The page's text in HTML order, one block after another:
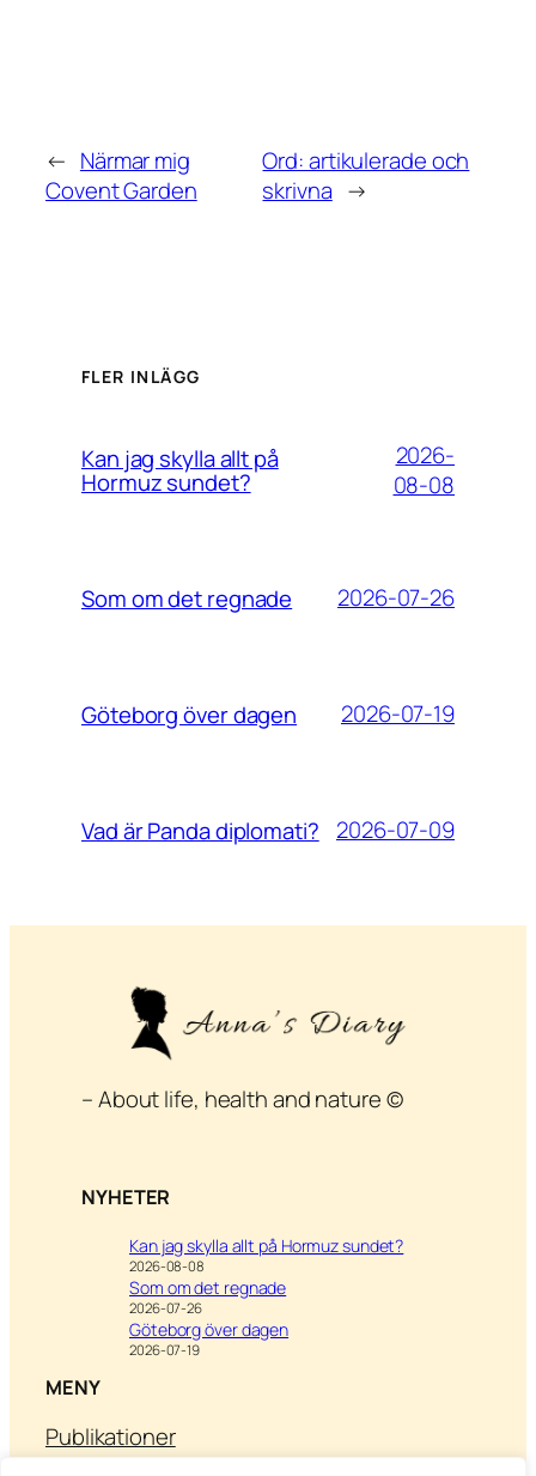
← Närmar mig
Covent Garden
Ord: artikulerade och
skrivna →
FLER INLÄGG
Kan jag skylla allt på
Hormuz sundet?
2026-
08-08
Som om det regnade 2026-07-26
Göteborg över dagen 2026-07-19
Vad är Panda diplomati? 2026-07-09
– About life, health and nature ©
NYHETER
Kan jag skylla allt på Hormuz sundet?
2026-08-08
Som om det regnade
2026-07-26
Göteborg över dagen
2026-07-19
MENY
Publikationer
Om Anna